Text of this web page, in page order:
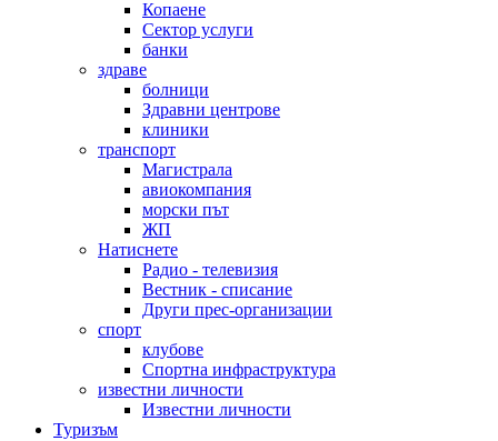
Копаене
Сектор услуги
банки
здраве
болници
Здравни центрове
клиники
транспорт
Магистрала
авиокомпания
морски път
ЖП
Натиснете
Радио - телевизия
Вестник - списание
Други прес-организации
спорт
клубове
Спортна инфраструктура
известни личности
Известни личности
Туризъм